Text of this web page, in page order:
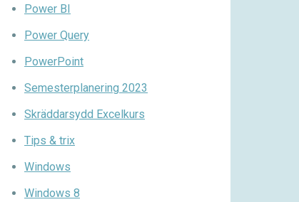
Power BI
Power Query
PowerPoint
Semesterplanering 2023
Skräddarsydd Excelkurs
Tips & trix
Windows
Windows 8